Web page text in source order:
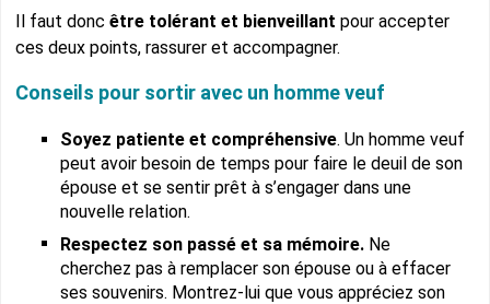
Il faut doncêtre tolérant et bienveillant pour accepter
ces deux points, rassurer et accompagner.
Conseils pour sortir avec un homme veuf
Soyez patiente et compréhensive. Un homme veuf
peut avoir besoin de temps pour faire le deuil de son
épouse et se sentir prêt à s’engager dans une
nouvelle relation.
Respectez son passé et sa mémoire.Ne
cherchez pas à remplacer son épouse ou à effacer
ses souvenirs. Montrez-lui que vous appréciez son